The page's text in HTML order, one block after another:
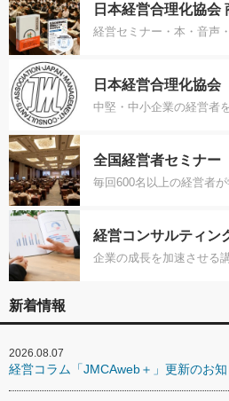
日本経営合理化協会
経営セミナー・本・音声
日本経営合理化協会
中堅・中小企業の経営者
全国経営者セミナー
毎回600名以上の経営者
経営コンサルティン
企業の成長を加速させる
新着情報
2026.08.07
経営コラム「JMCAweb＋」更新のお